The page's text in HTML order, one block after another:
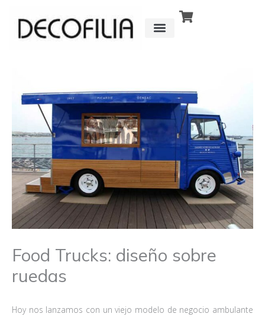
contenido
Food Trucks: diseño sobre
ruedas
Hoy nos lanzamos con un viejo modelo de negocio ambulante